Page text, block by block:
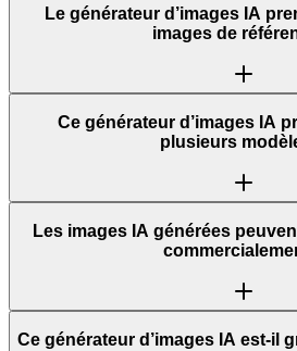
Le générateur d’images IA
images de
Ce générateur d’images IA
plusieurs
Les images IA générées
Ce générateur d’images IA est-il